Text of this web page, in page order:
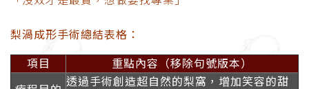
梨渦成形手術總結表格：
項目
重點內容（移除句號版本）
透過手術創造超自然的梨窩，增加笑容的甜